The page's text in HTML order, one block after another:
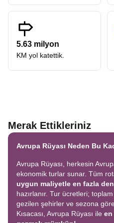
5.63 milyon
KM yol katettik.
Merak Ettikleriniz
Avrupa Rüyası Neden Bu
Avrupa Rüyası, herkesin
ekonomik turlar sunar. Tüm
uygun maliyetle en fazla
hazırlanır. Tur ücretleri;
gezilen şehirler ve sezona
Kısacası, Avrupa Rüyası ile en